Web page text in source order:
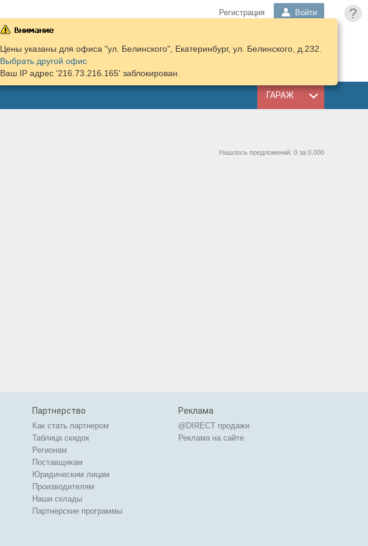
?
Регистрация Войти
КОРЗИНА
ПОДОБРАТЬ
ГАРАЖ
Цены указаны для офиса "ул. Белинского", Екатеринбург, ул. Белинского, д.232.
Выбрать другой офис
Ваш IP адрес '216.73.216.165' заблокирован.
Нашлось предложений: 0 за 0.000
Партнерство
Как стать партнером
Таблица скидок
Регионам
Поставщикам
Юридическим лицам
Производителям
Наши склады
Партнерские программы
Реклама
@DIRECT продажи
Реклама на сайте